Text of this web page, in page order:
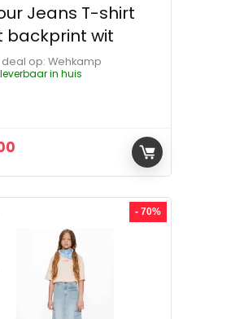
Jeans T-shirt
backprint wit
op:
Wehkamp
in huis
- 70%